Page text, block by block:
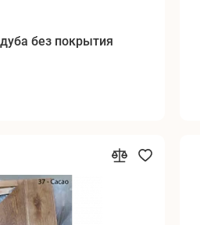
без покрытия